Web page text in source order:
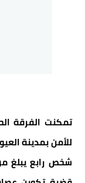
تمكنت الفرقة